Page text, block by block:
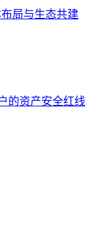
局与生态共建
的资产安全红线